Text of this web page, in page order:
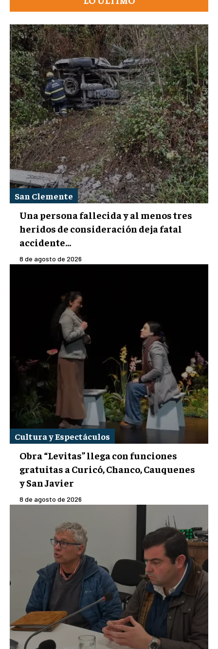
San Clemente
Una persona fallecida y al menos tres
heridos de consideración deja fatal
accidente...
8 de agosto de 2026
Cultura y Espectáculos
Obra “Levitas” llega con funciones
gratuitas a Curicó, Chanco, Cauquenes
y San Javier
8 de agosto de 2026